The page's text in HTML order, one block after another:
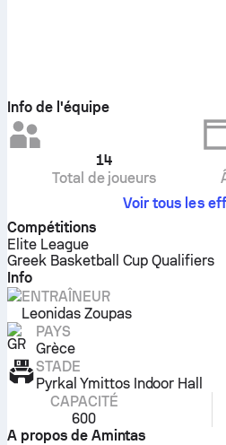
Info de l'équipe
14
Total de joueurs
Voir tous les
Compétitions
Elite League
Greek Basketball Cup Qualifiers
Info
ENTRAÎNEUR
Leonidas Zoupas
PAYS
Grèce
STADE
Pyrkal Ymittos Indoor Hall
CAPACITÉ
600
A propos de Amintas